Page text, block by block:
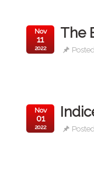
The
Nov
11
2022
Nov
01
2022